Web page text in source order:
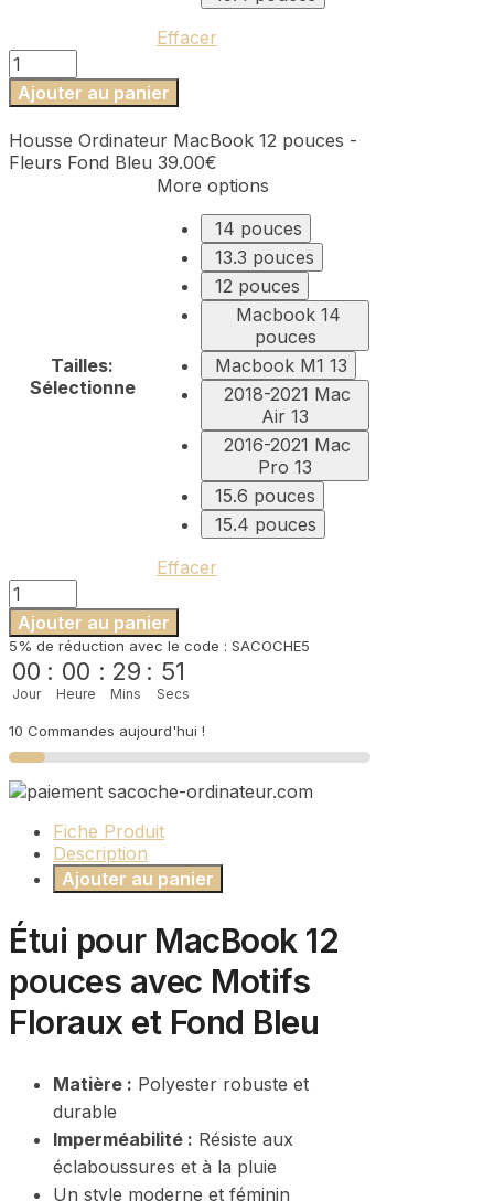
Effacer
quantité
de
Housse
MacBook
12
Ajouter au panier
Housse Ordinateur MacBook 12 pouces -
Fleurs Fond Bleu 39.00€
Tailles:
Sélectionne
More options
14 pouces
13.3 pouces
12 pouces
Macbook 14
pouces
Macbook M1 13
2018-2021 Mac
Air 13
2016-2021 Mac
Pro 13
15.6 pouces
15.4 pouces
Effacer
quantité
de
Housse
Ordinateur
MacBook
12
pouces
Fleurs
Fond
Ajouter au panier
5% de réduction avec le code : SACOCHE5
00
Jour
: 00
Heure
: 29
Mins
: 51
Secs
10 Commandes aujourd'hui !
Fiche Produit
Description
Ajouter au panier
Étui pour MacBook 12
pouces avec Motifs
Floraux et Fond Bleu
Matière : Polyester robuste et
durable
Imperméabilité : Résiste aux
éclaboussures et à la pluie
Un style moderne et féminin